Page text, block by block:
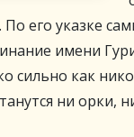
По его указке
имени
сильно как
ни